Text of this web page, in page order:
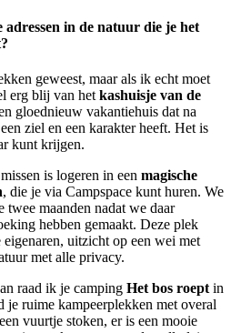
in de natuur die je het
geweest, maar als ik echt moet
erg blij van hetkashuisje van de
gloednieuw vakantiehuis dat na
ziel en een karakter heeft. Het is
kunt krijgen.
is logeren in een magische
, die je via Campspace kunt huren. We
maanden nadat we daar
hebben gemaakt. Deze plek
uitzicht op een wei met
met alle privacy.
raad ik je camping Het bos roeptin
ruime kampeerplekken met overal
vuurtje stoken, er is een mooie